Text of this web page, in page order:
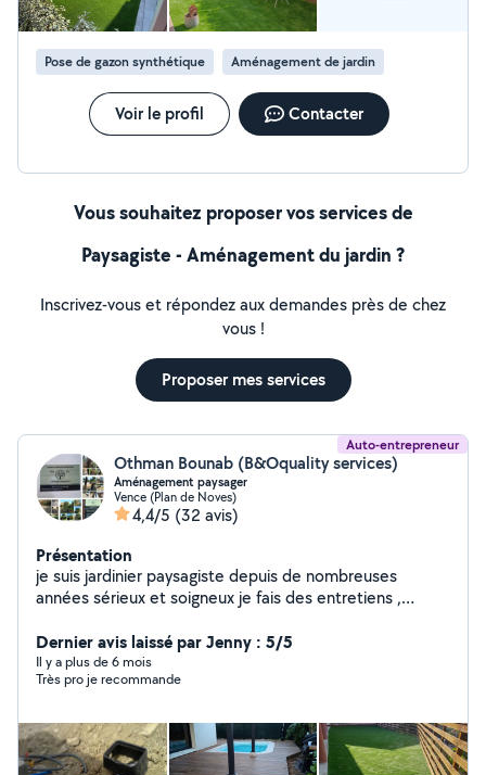
Pose de gazon synthétique Aménagement de jardin
Voir le profil Contacter
Vous souhaitez proposer vos services de
Paysagiste - Aménagement du jardin ?
Inscrivez-vous et répondez aux demandes près de chez
vous !
Proposer mes services
Auto-entrepreneur
Othman Bounab (B&Oquality services)
Aménagement paysager
Vence (Plan de Noves)
4,4/5 (32 avis)
Présentation
je suis jardinier paysagiste depuis de nombreuses
années sérieux et soigneux je fais des entretiens ,
extérieurs ,pose et réparation de l arrosage
automatique, pose de gazon synthétique ou naturel,
pose de clôtures rigides ou souples , débroussaillage
maçonnerie , nettoyage haute pression Je possède l
agrément SAP service à la personne.
Dernier avis laissé par Jenny : 5/5
Il y a plus de 6 mois
Très pro je recommande